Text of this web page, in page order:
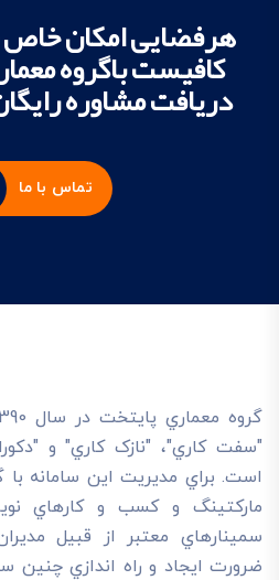
هرفضایی امکان خاص
کافیست باگروه
دریافت مشاوره
تماس با ما
"سفت کاري"، "نازک کاري" و
است. براي مديريت اين سامانه با
سمينارهاي معتبر از قبيل
ضرورت ايجاد و راه اندازي